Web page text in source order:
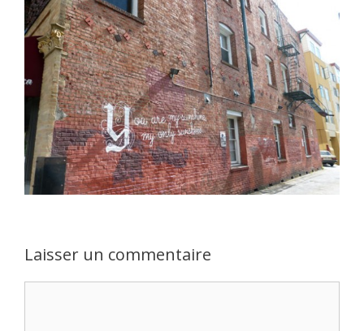
Laisser un commentaire